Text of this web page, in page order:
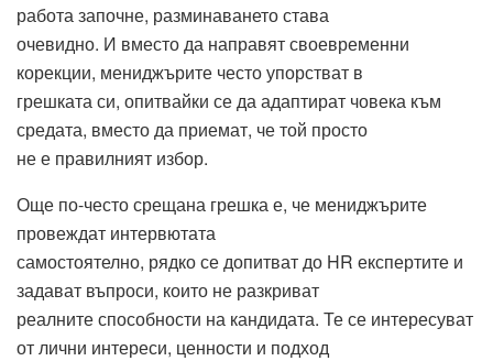
работа започне, разминаването става
очевидно. И вместо да направят своевременни
корекции, мениджърите често упорстват в
грешката си, опитвайки се да адаптират човека към
средата, вместо да приемат, че той просто
не е правилният избор.
Още по-често срещана грешка е, че мениджърите
провеждат интервютата
самостоятелно, рядко се допитват до HR експертите и
задават въпроси, които не разкриват
реалните способности на кандидата. Те се интересуват
от лични интереси, ценности и подход